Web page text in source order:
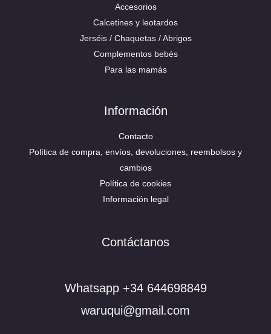
Accesorios
Calcetines y leotardos
Jerséis / Chaquetas / Abrigos
Complementos bebés
Para las mamás
Información
Contacto
Política de compra, envíos, devoluciones, reembolsos y
cambios
Política de cookies
Información legal
Contáctanos
Whatsapp +34 644698849
waruqui@gmail.com